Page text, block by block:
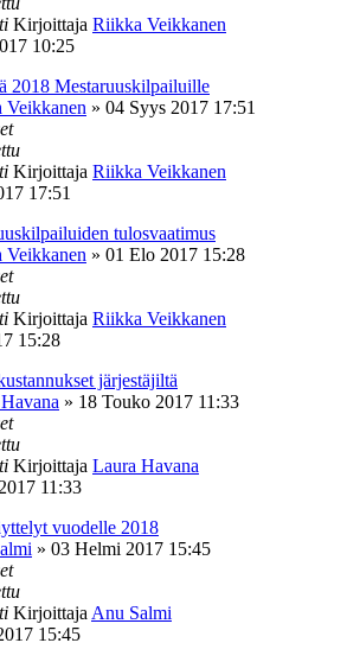
Kirjoittaja Riikka Veikkanen
10:25
2018 Mestaruuskilpailuille
Veikkanen » 04 Syys 2017 17:51
Kirjoittaja Riikka Veikkanen
17:51
tulosvaatimus
Veikkanen » 01 Elo 2017 15:28
Kirjoittaja Riikka Veikkanen
15:28
järjestäjiltä
» 18 Touko 2017 11:33
Kirjoittaja Laura Havana
11:33
vuodelle 2018
» 03 Helmi 2017 15:45
Kirjoittaja Anu Salmi
15:45